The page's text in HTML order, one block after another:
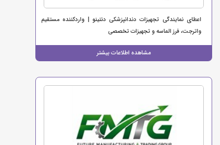
اعطای نمایندگی تجهیزات دندانپزشکی دنتینو | واردکننده مستقیم
واترجت، فرز الماسه و تجهیزات تخصصی
مشاهده اطلاعات بیشتر